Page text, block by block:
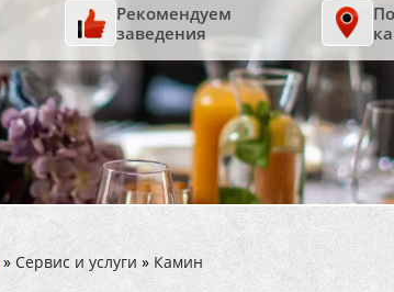
Рекомендуем
заведения
» Сервис и услуги » Камин